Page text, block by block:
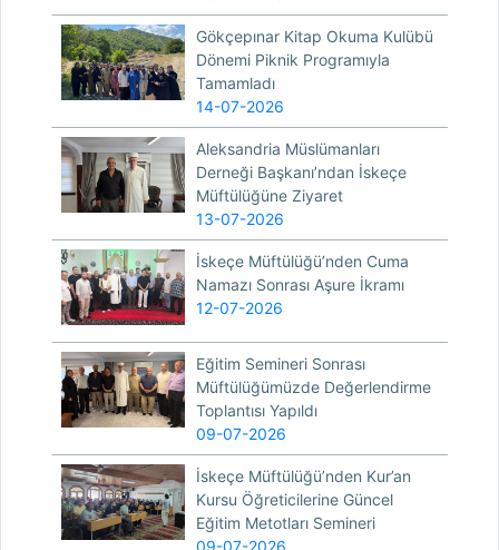
Gökçepınar Kitap Okuma Kulübü
Dönemi Piknik Programıyla
Tamamladı
14-07-2026
Aleksandria Müslümanları
Derneği Başkanı’ndan İskeçe
Müftülüğüne Ziyaret
13-07-2026
İskeçe Müftülüğü’nden Cuma
Namazı Sonrası Aşure İkramı
12-07-2026
Eğitim Semineri Sonrası
Müftülüğümüzde Değerlendirme
Toplantısı Yapıldı
09-07-2026
İskeçe Müftülüğü’nden Kur’an
Kursu Öğreticilerine Güncel
Eğitim Metotları Semineri
09-07-2026